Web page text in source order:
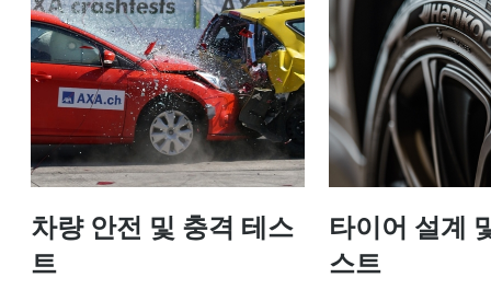
차량 안전 및 충격 테스
트
타이어 설계
스트